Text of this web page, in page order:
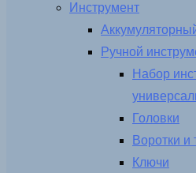
Инструмент
Ручной
Набор
Головки
Воротки и
Ключи